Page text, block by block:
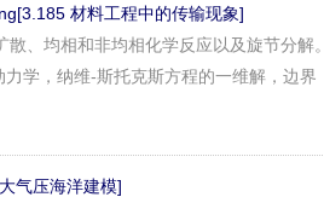
材料工程中的传输现象]
散、均相和非均相化学反应以及旋节分解
学，纳维-斯托克斯方程的一维解，边界
气压海洋建模]